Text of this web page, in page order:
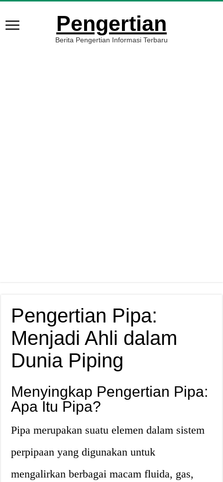
Pengertian
Berita Pengertian Informasi Terbaru
Pengertian Pipa:
Menjadi Ahli dalam
Dunia Piping
Menyingkap Pengertian Pipa:
Apa Itu Pipa?
Pipa merupakan suatu elemen dalam sistem
perpipaan yang digunakan untuk
mengalirkan berbagai macam fluida, gas,